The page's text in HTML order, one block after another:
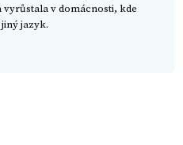
v domácnosti, kde
jazyk.